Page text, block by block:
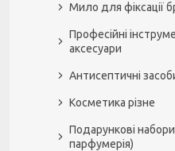
Мило для фіксації
Професійні
аксесуари
Антисептичні
Косметика різне
Подарункові
парфумерія)